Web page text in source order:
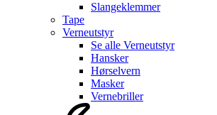
Slangeklemmer
Tape
Verneutstyr
Se alle Verneutstyr
Hansker
Hørselvern
Masker
Vernebriller